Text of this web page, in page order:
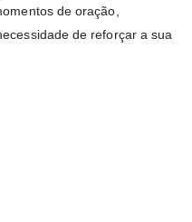
de oração,
de reforçar a sua